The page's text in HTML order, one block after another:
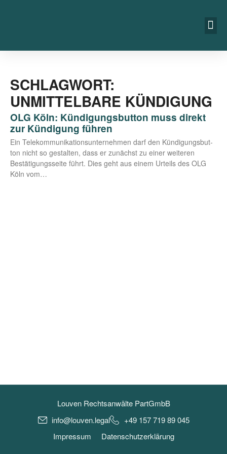
SCHLAGWORT:
UNMITTELBARE KÜNDIGUNG
OLG Köln: Kündigungsbutton muss direkt
zur Kündigung führen
Ein Tele­kom­mu­ni­ka­ti­ons­un­ter­neh­men darf den Kün­di­gungs­but­
ton nicht so gestal­ten, dass er zunächst zu einer wei­te­ren
Bestä­ti­gungs­sei­te führt. Dies geht aus einem Urteils des OLG
Köln vom…
Louven Rechtsanwälte PartGmbB
info@louven.legal
+49 157 719 89 045
Impressum
Datenschutzerklärung